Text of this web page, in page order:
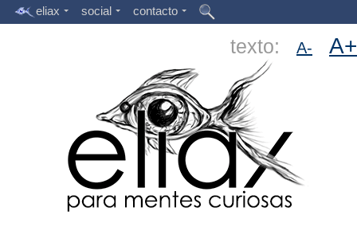
eliax social contacto
texto: A- A+